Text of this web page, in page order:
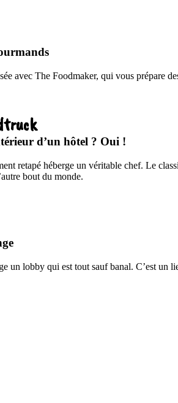
avec The Foodmaker, qui vous prépare
d’un hôtel ? Oui !
retapé héberge un véritable chef. Le
bout du monde.
un lobby qui est tout sauf banal. C’est